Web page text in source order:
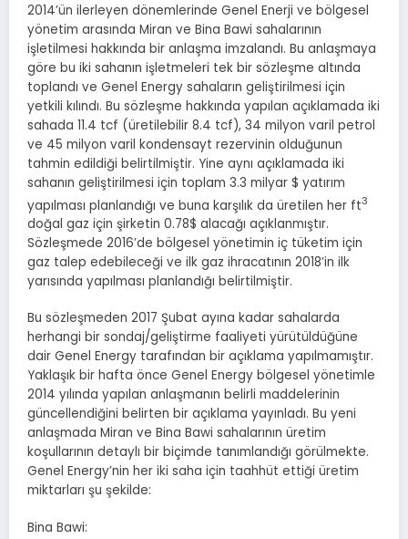
2014’ün ilerleyen dönemlerinde Genel Enerji ve bölgesel
yönetim arasında Miran ve Bina Bawi sahalarının
işletilmesi hakkında bir anlaşma imzalandı. Bu anlaşmaya
göre bu iki sahanın işletmeleri tek bir sözleşme altında
toplandı ve Genel Energy sahaların geliştirilmesi için
yetkili kılındı. Bu sözleşme hakkında yapılan açıklamada iki
sahada 11.4 tcf (üretilebilir 8.4 tcf), 34 milyon varil petrol
ve 45 milyon varil kondensayt rezervinin olduğunun
tahmin edildiği belirtilmiştir. Yine aynı açıklamada iki
sahanın geliştirilmesi için toplam 3.3 milyar $ yatırım
yapılması planlandığı ve buna karşılık da üretilen her ft3
doğal gaz için şirketin 0.78$ alacağı açıklanmıştır.
Sözleşmede 2016’de bölgesel yönetimin iç tüketim için
gaz talep edebileceği ve ilk gaz ihracatının 2018’in ilk
yarısında yapılması planlandığı belirtilmiştir.
Bu sözleşmeden 2017 Şubat ayına kadar sahalarda
herhangi bir sondaj/geliştirme faaliyeti yürütüldüğüne
dair Genel Energy tarafından bir açıklama yapılmamıştır.
Yaklaşık bir hafta önce Genel Energy bölgesel yönetimle
2014 yılında yapılan anlaşmanın belirli maddelerinin
güncellendiğini belirten bir açıklama yayınladı. Bu yeni
anlaşmada Miran ve Bina Bawi sahalarının üretim
koşullarının detaylı bir biçimde tanımlandığı görülmekte.
Genel Energy’nin her iki saha için taahhüt ettiği üretim
miktarları şu şekilde:
Bina Bawi: